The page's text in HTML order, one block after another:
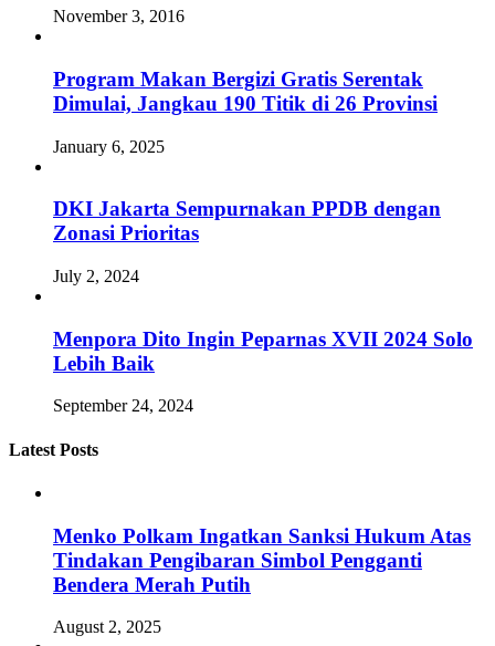
November 3, 2016
Program Makan Bergizi Gratis Serentak
Dimulai, Jangkau 190 Titik di 26 Provinsi
January 6, 2025
DKI Jakarta Sempurnakan PPDB dengan
Zonasi Prioritas
July 2, 2024
Menpora Dito Ingin Peparnas XVII 2024 Solo
Lebih Baik
September 24, 2024
Latest Posts
Menko Polkam Ingatkan Sanksi Hukum Atas
Tindakan Pengibaran Simbol Pengganti
Bendera Merah Putih
August 2, 2025